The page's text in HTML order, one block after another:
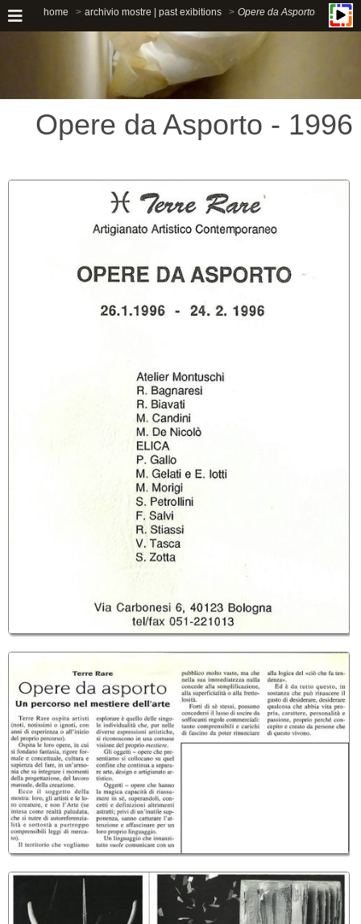
home archivio mostre | past exibitions Opere da Asporto
Opere da Asporto - 1996